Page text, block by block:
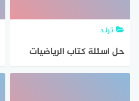
ترند
حل اسئلة كتاب الرياضيات
توجيهي علمي